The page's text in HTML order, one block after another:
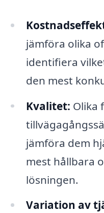
jämföra olika
identifiera
den mest
Kvalitet: Olika
jämföra dem
mest hållbara
lösningen.
Variation av